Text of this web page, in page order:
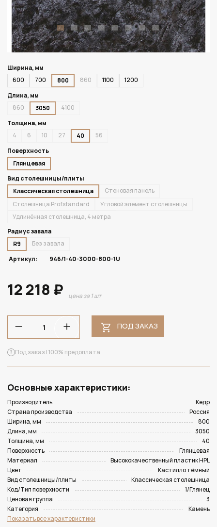
Ширина, мм
600
700 800 860 1100
1200
Длина, мм
860
3050
4100
Толщина, мм
4
6 10 27 40
56
Поверхность
Глянцевая
Вид столешницы/плиты
Классическая столешница
Стеновая панель
Столешница Profstandard
Угловой элемент столешницы
Удлинённая столешница, 4 метра
Радиус завала
R9
Без завала
Артикул:
946/1-40-3000-800-1U
12 218 ₽ цена за 1 шт
ПОД ЗАКАЗ
Под заказ | 100% предоплата
Основные характеристики:
Производитель
Кедр
Страна производства
Россия
Ширина, мм
800
Длина, мм
3050
Толщина, мм
40
Поверхность
Глянцевая
Материал
Высококачественный пластик HPL
Цвет
Кастилло тёмный
Вид столешницы/плиты
Классическая столешница
Код/Тип поверхности
1/Глянец
Ценовая группа
3
Категория
Камень
Показать все характеристики